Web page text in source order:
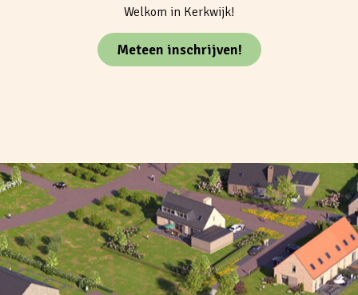
Welkom in Kerkwijk!
Meteen inschrijven!